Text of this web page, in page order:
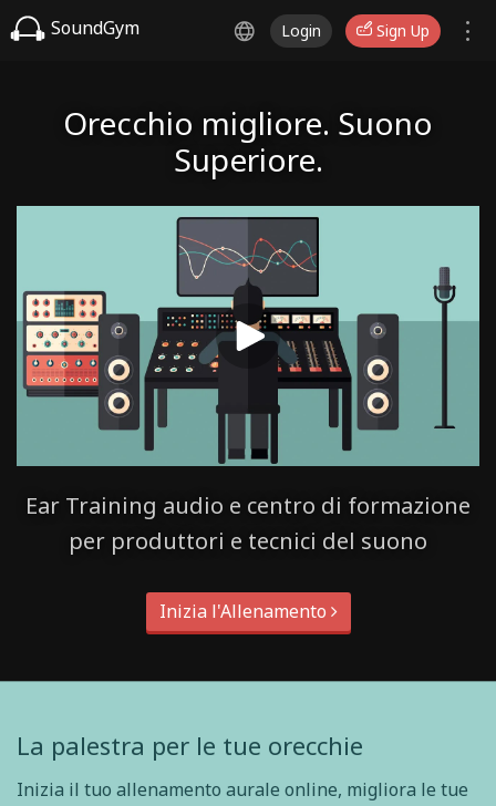
SoundGym Login Sign Up
Orecchio migliore. Suono
Superiore.
Ear Training audio e centro di formazione
per produttori e tecnici del suono
Inizia l'Allenamento
La palestra per le tue orecchie
Inizia il tuo allenamento aurale online, migliora le tue